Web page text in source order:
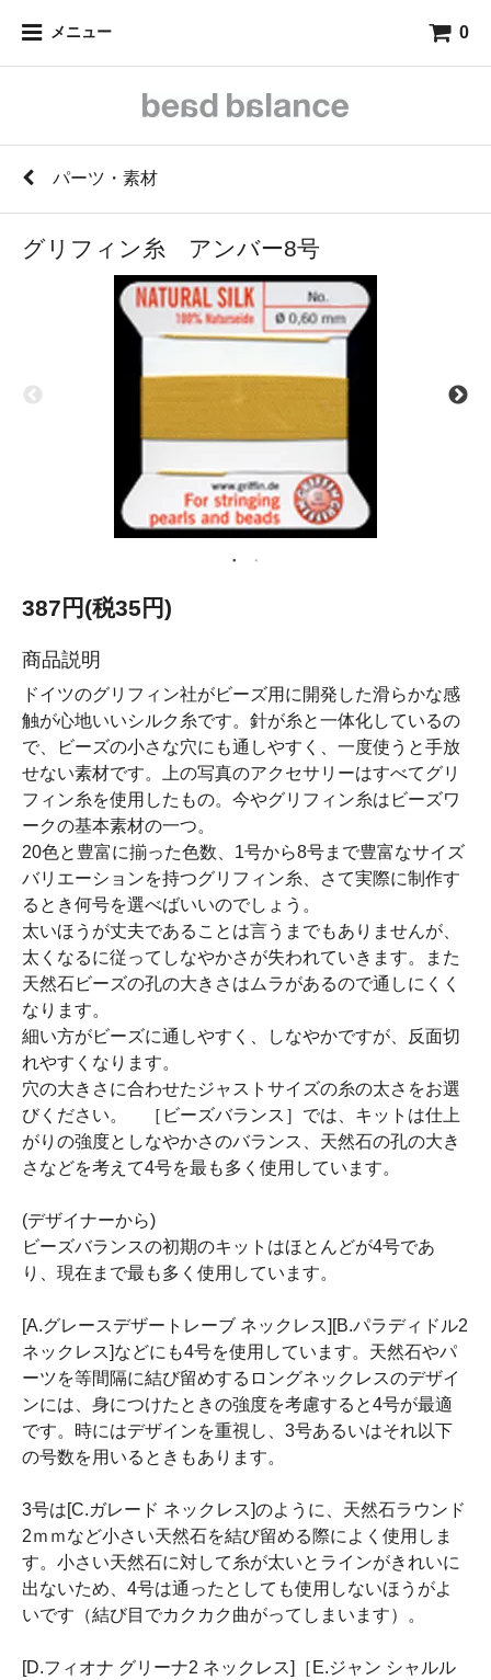
メニュー 0
パーツ・素材
グリフィン糸 アンバー8号
387円(税35円)
商品説明
ドイツのグリフィン社がビーズ用に開発した滑らかな感
触が心地いいシルク糸です。針が糸と一体化しているの
で、ビーズの小さな穴にも通しやすく、一度使うと手放
せない素材です。上の写真のアクセサリーはすべてグリ
フィン糸を使用したもの。今やグリフィン糸はビーズワ
ークの基本素材の一つ。
20色と豊富に揃った色数、1号から8号まで豊富なサイズ
バリエーションを持つグリフィン糸、さて実際に制作す
るとき何号を選べばいいのでしょう。
太いほうが丈夫であることは言うまでもありませんが、
太くなるに従ってしなやかさが失われていきます。また
天然石ビーズの孔の大きさはムラがあるので通しにくく
なります。
細い方がビーズに通しやすく、しなやかですが、反面切
れやすくなります。
穴の大きさに合わせたジャストサイズの糸の太さをお選
びください。 ［ビーズバランス］では、キットは仕上
がりの強度としなやかさのバランス、天然石の孔の大き
さなどを考えて4号を最も多く使用しています。
(デザイナーから)
ビーズバランスの初期のキットはほとんどが4号であ
り、現在まで最も多く使用しています。
[A.グレースデザートレーブ ネックレス][B.パラディドル2
ネックレス]などにも4号を使用しています。天然石やパ
ーツを等間隔に結び留めするロングネックレスのデザイ
ンには、身につけたときの強度を考慮すると4号が最適
です。時にはデザインを重視し、3号あるいはそれ以下
の号数を用いるときもあります。
3号は[C.ガレード ネックレス]のように、天然石ラウンド
2ｍｍなど小さい天然石を結び留める際によく使用しま
す。小さい天然石に対して糸が太いとラインがきれいに
出ないため、4号は通ったとしても使用しないほうがよ
いです（結び目でカクカク曲がってしまいます）。
[D.フィオナ グリーナ2 ネックレス]［E.ジャン シャルル